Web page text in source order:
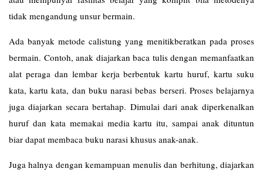
tidak mengandung unsur bermain.
Ada banyak metode calistung yang menitikberatkan pada proses
bermain. Contoh, anak diajarkan baca tulis dengan memanfaatkan
alat peraga dan lembar kerja berbentuk kartu huruf, kartu suku
kata, kartu kata, dan buku narasi bebas berseri. Proses belajarnya
juga diajarkan secara bertahap. Dimulai dari anak diperkenalkan
huruf dan kata memakai media kartu itu, sampai anak dituntun
biar dapat membaca buku narasi khusus anak-anak.
Juga halnya dengan kemampuan menulis dan berhitung, diajarkan